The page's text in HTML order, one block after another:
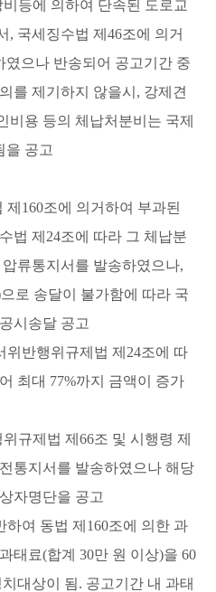
등에 의하여 단속된 도로교
, 국세징수법 제46조에 의거
으나 반송되어 공고기간 중
를 제기하지 않을시, 강제견
비용 등의 체납처분비는 국제
을 공고
제160조에 의거하여 부과된
법 제24조에 따라 그 체납분
류통지서를 발송하였으나,
로 송달이 불가함에 따라 국
시송달 공고
반행위규제법 제24조에 따
최대 77%까지 금액이 증가
규제법 제66조 및 시행령 제
통지서를 발송하였으나 해당
자명단을 공고
여 동법 제160조에 의한 과
태료(합계 30만 원 이상)을 60
대상이 됨. 공고기간 내 과태